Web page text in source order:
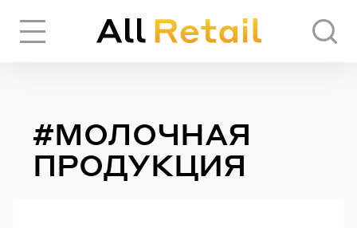
#МОЛОЧНАЯ
ПРОДУКЦИЯ
ЧЕРЕЗ СОЦИАЛЬНЫЕ СЕТИ